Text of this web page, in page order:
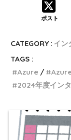
ポスト
CATEGORY : イン
TAGS :
Azure
2024年度イン